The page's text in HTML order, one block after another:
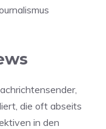
die oft abseits
in den